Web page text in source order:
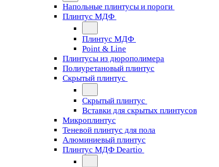
Напольные плинтусы и пороги
Плинтус МДФ
Плинтус МДФ
Point & Line
Плинтусы из дюрополимера
Полиуретановый плинтус
Скрытый плинтус
Скрытый плинтус
Вставки для скрытых плинтусов
Микроплинтус
Теневой плинтус для пола
Алюминиевый плинтус
Плинтус МДФ Deartio